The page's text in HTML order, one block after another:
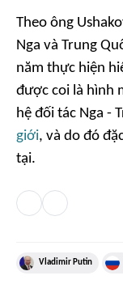
Theo ông
Nga và Trung
năm thực hiện
được coi là hình
hệ đối tác Nga -
giới, và do đó
tại.
Vladimir Putin